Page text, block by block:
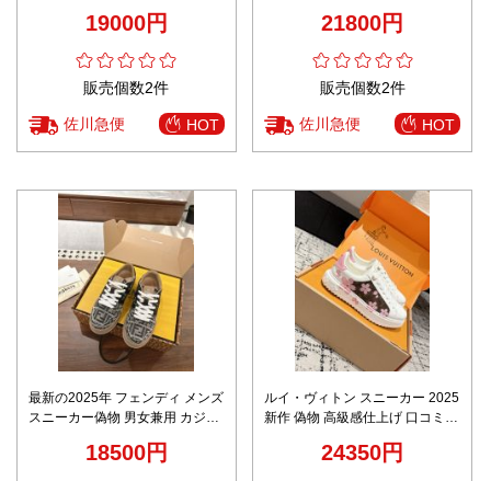
性いい グレイ19000円
販売個数2件
佐川急便 HOT
21800円
販売個数2件
佐川急便 HOT
最新の2025年 フェンディ メンズ
スニーカー偽物 男女兼用 カジュ
18500円
ルイ・ヴィトン スニーカー 2025
新作 偽物 高級感仕上げ 口コミ多
24350円